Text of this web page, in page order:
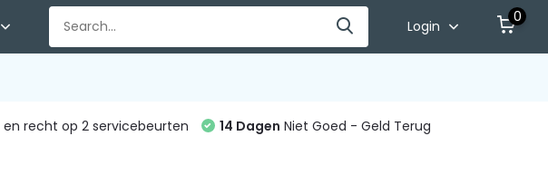
Login
0
en recht op 2 servicebeurten 14 Dagen Niet Goed - Geld Terug